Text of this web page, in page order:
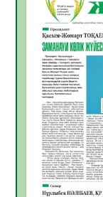
06.08.2026
Көкжөтел
06.08.2026
АПВ
06.08.2026
Open Air: